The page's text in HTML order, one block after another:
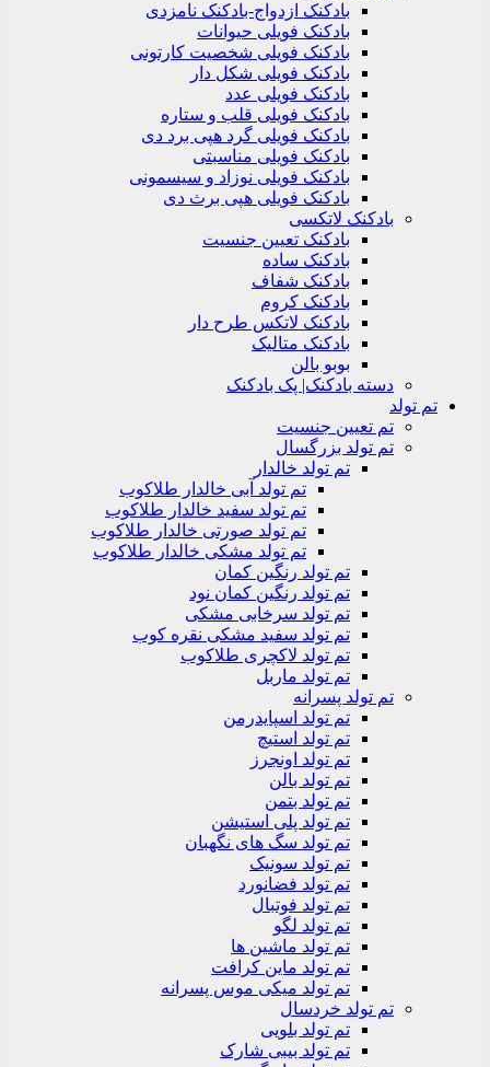
بادکنک ازدواج-بادکنک نامزدی
بادکنک فویلی حیوانات
بادکنک فویلی شخصیت کارتونی
بادکنک فویلی شکل دار
بادکنک فویلی عدد
بادکنک فویلی قلب و ستاره
بادکنک فویلی گرد هپی برد دی
بادکنک فویلی مناسبتی
بادکنک فویلی نوزاد و سیسمونی
بادکنک فویلی هپی برث دی
بادکنک لاتکسی
بادکنک تعیین جنسیت
بادکنک ساده
بادکنک شفاف
بادکنک کروم
بادکنک لاتکس طرح دار
بادکنک متالیک
بوبو بالن
دسته بادکنک| پک بادکنک
تم تولد
تم تعیین جنسیت
تم تولد بزرگسال
تم تولد خالدار
تم تولد آبی خالدار طلاکوب
تم تولد سفید خالدار طلاکوب
تم تولد صورتی خالدار طلاکوب
تم تولد مشکی خالدار طلاکوب
تم تولد رنگین کمان
تم تولد رنگین کمان نود
تم تولد سرخابی مشکی
تم تولد سفید مشکی نقره کوب
تم تولد لاکچری طلاکوب
تم تولد ماربل
تم تولد پسرانه
تم تولد اسپایدرمن
تم تولد استیچ
تم تولد اونجرز
تم تولد بالن
تم تولد بتمن
تم تولد پلی استیشن
تم تولد سگ های نگهبان
تم تولد سونیک
تم تولد فضانورد
تم تولد فوتبال
تم تولد لگو
تم تولد ماشین ها
تم تولد ماین کرافت
تم تولد میکی موس پسرانه
تم تولد خردسال
تم تولد بلویی
تم تولد بیبی شارک